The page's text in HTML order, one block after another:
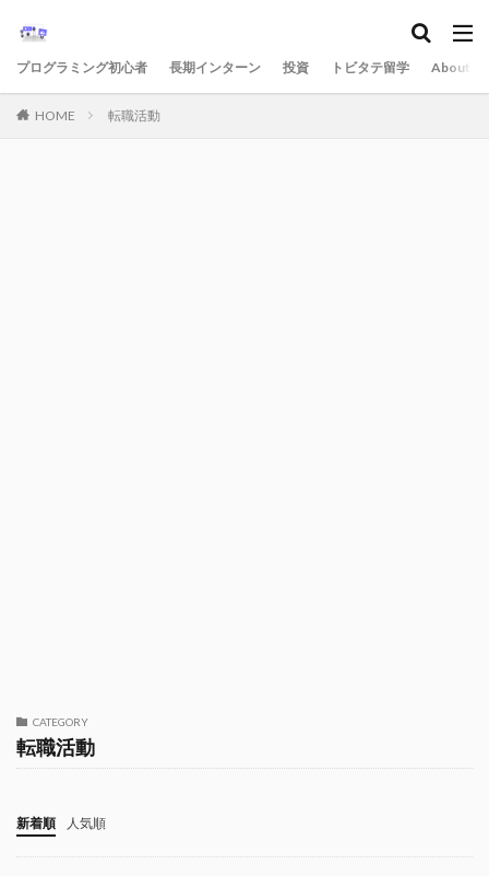
プログラミング初心者 長期インターン 投資 トビタテ留学 About
HOME 転職活動
CATEGORY
転職活動
新着順 人気順